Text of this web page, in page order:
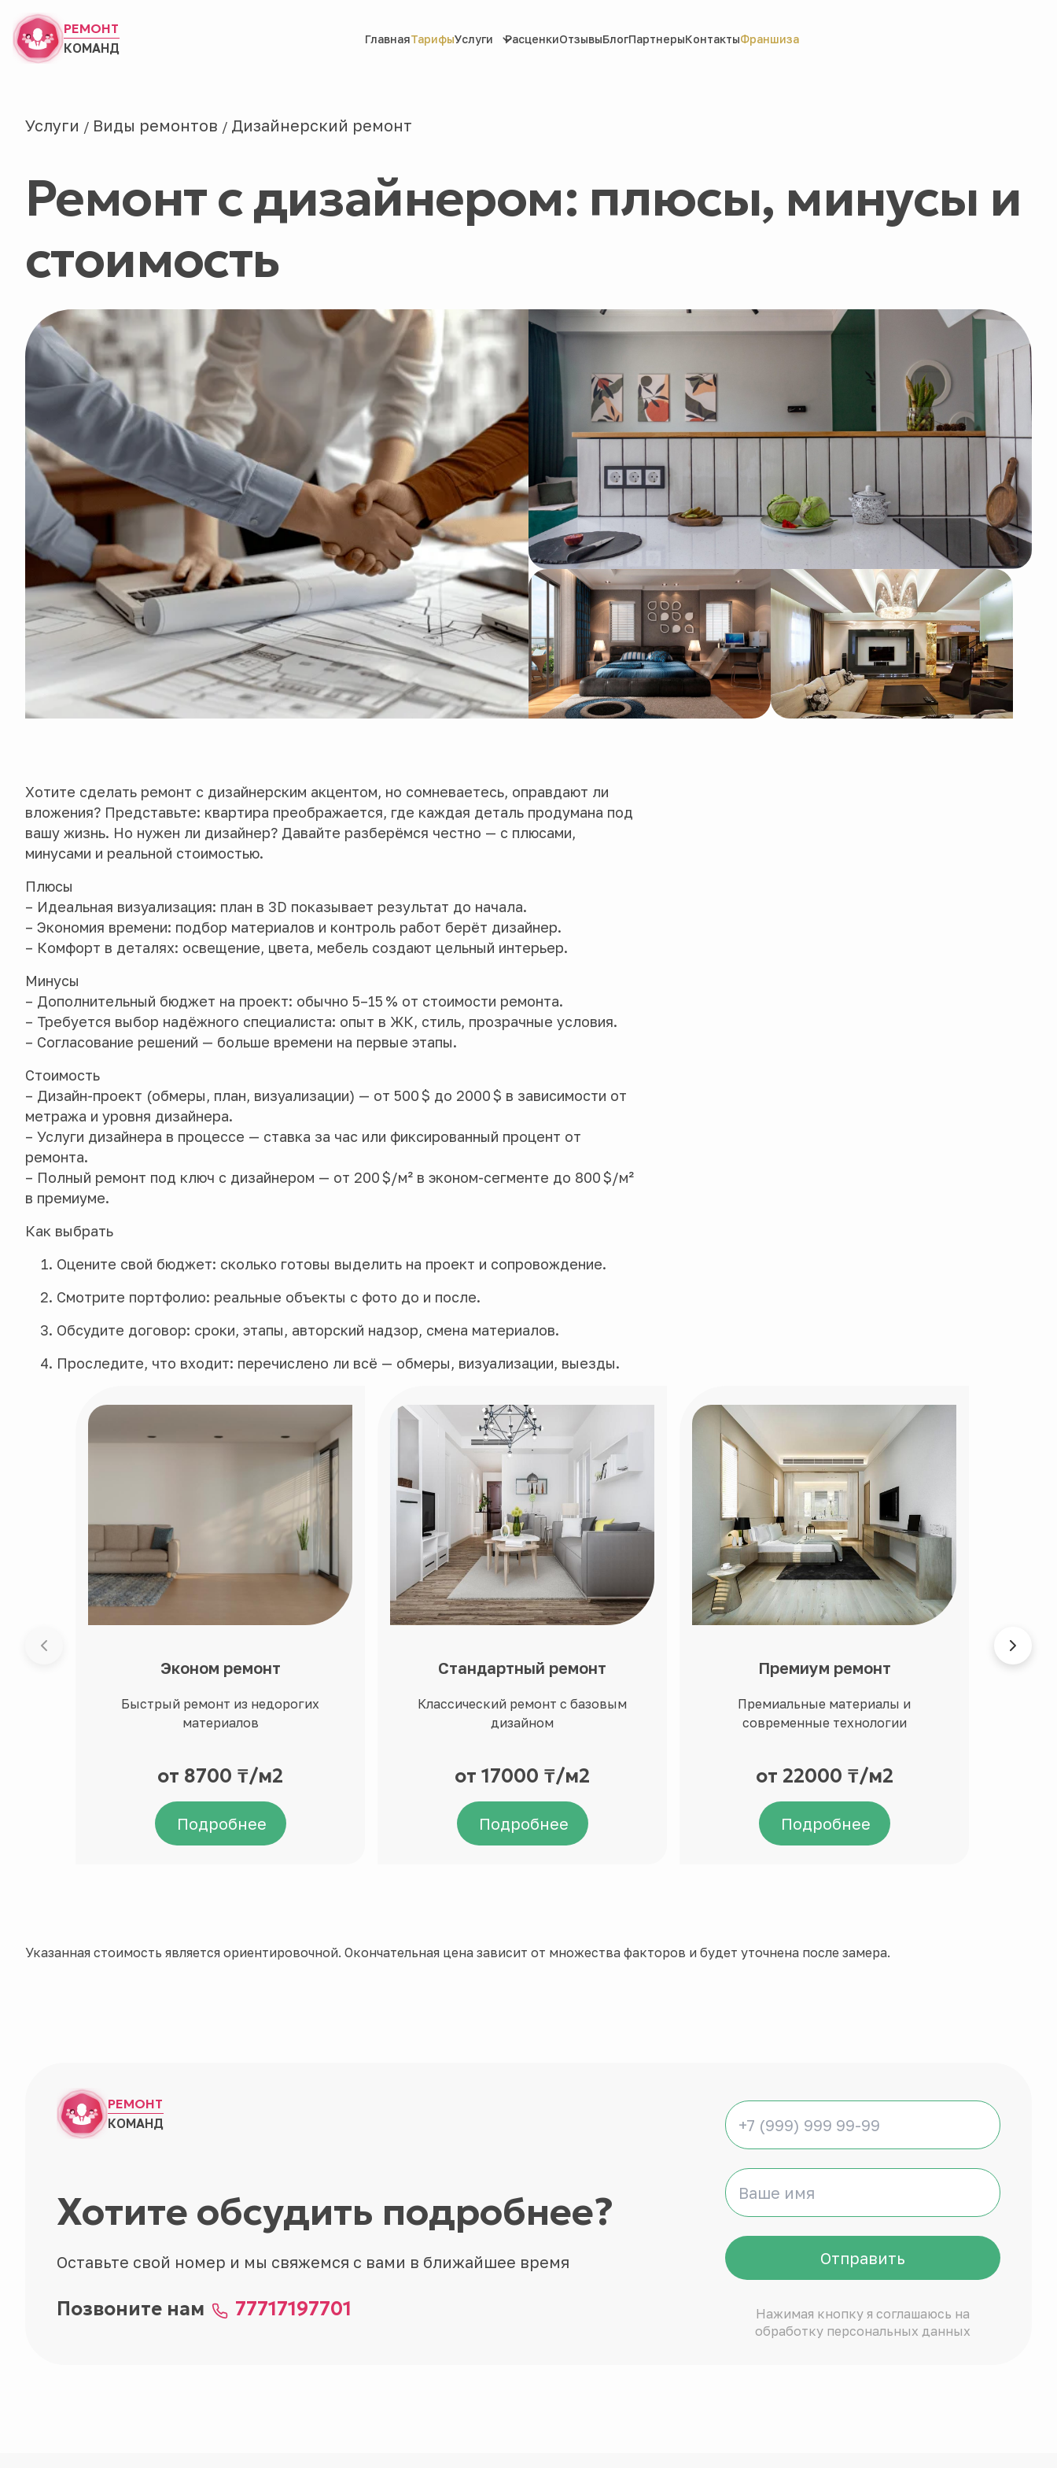
РЕМОНТ
КОМАНД
ГлавнаяТарифыУслуги РасценкиОтзывыБлогПартнерыКонтактыФраншиза
Услуги / Виды ремонтов / Дизайнерский ремонт
Ремонт с дизайнером: плюсы, минусы и
стоимость
Хотите сделать ремонт с дизайнерским акцентом, но сомневаетесь, оправдают ли
вложения? Представьте: квартира преображается, где каждая деталь продумана под
вашу жизнь. Но нужен ли дизайнер? Давайте разберёмся честно — с плюсами,
минусами и реальной стоимостью.
Плюсы
– Идеальная визуализация: план в 3D показывает результат до начала.
– Экономия времени: подбор материалов и контроль работ берёт дизайнер.
– Комфорт в деталях: освещение, цвета, мебель создают цельный интерьер.
Минусы
– Дополнительный бюджет на проект: обычно 5–15 % от стоимости ремонта.
– Требуется выбор надёжного специалиста: опыт в ЖК, стиль, прозрачные условия.
– Согласование решений — больше времени на первые этапы.
Стоимость
– Дизайн-проект (обмеры, план, визуализации) — от 500 $ до 2000 $ в зависимости от
метража и уровня дизайнера.
– Услуги дизайнера в процессе — ставка за час или фиксированный процент от
ремонта.
– Полный ремонт под ключ с дизайнером — от 200 $/м² в эконом-сегменте до 800 $/м²
в премиуме.
Как выбрать
Оцените свой бюджет: сколько готовы выделить на проект и сопровождение.
Смотрите портфолио: реальные объекты с фото до и после.
Обсудите договор: сроки, этапы, авторский надзор, смена материалов.
Проследите, что входит: перечислено ли всё — обмеры, визуализации, выезды.
Эконом ремонт
Быстрый ремонт из недорогих
материалов
от 8700 ₸/м2
Подробнее
Стандартный ремонт
Классический ремонт с базовым
дизайном
от 17000 ₸/м2
Подробнее
Премиум ремонт
Премиальные материалы и
современные технологии
от 22000 ₸/м2
Подробнее
Указанная стоимость является ориентировочной. Окончательная цена зависит от множества факторов и будет уточнена после замера.
РЕМОНТ
КОМАНД
Хотите обсудить подробнее?
Оставьте свой номер и мы свяжемся с вами в ближайшее время
Позвоните нам 77717197701
Отправить
Нажимая кнопку я соглашаюсь на
обработку персональных данных